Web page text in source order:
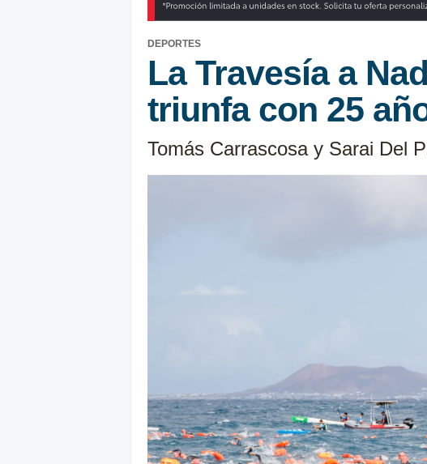
DEPORTES
La Travesía a
triunfa con 25
Tomás Carrascosa y Sarai Del